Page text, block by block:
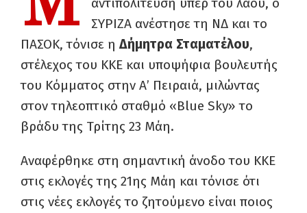
ΣΥΡΙΖΑ ανέστησε τη ΝΔ και το
ΠΑΣΟΚ, τόνισε η Δήμητρα Σταματέλου,
στέλεχος του ΚΚΕ και υποψήφια βουλευτής
του Κόμματος στην Α’ Πειραιά, μιλώντας
στον τηλεοπτικό σταθμό «Blue Sky» το
βράδυ της Τρίτης 23 Μάη.
Αναφέρθηκε στη σημαντική άνοδο του ΚΚΕ
στις εκλογές της 21ης Μάη και τόνισε ότι
στις νέες εκλογές το ζητούμενο είναι ποιος